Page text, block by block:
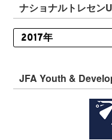
ナショナルトレセン
JFA Youth &